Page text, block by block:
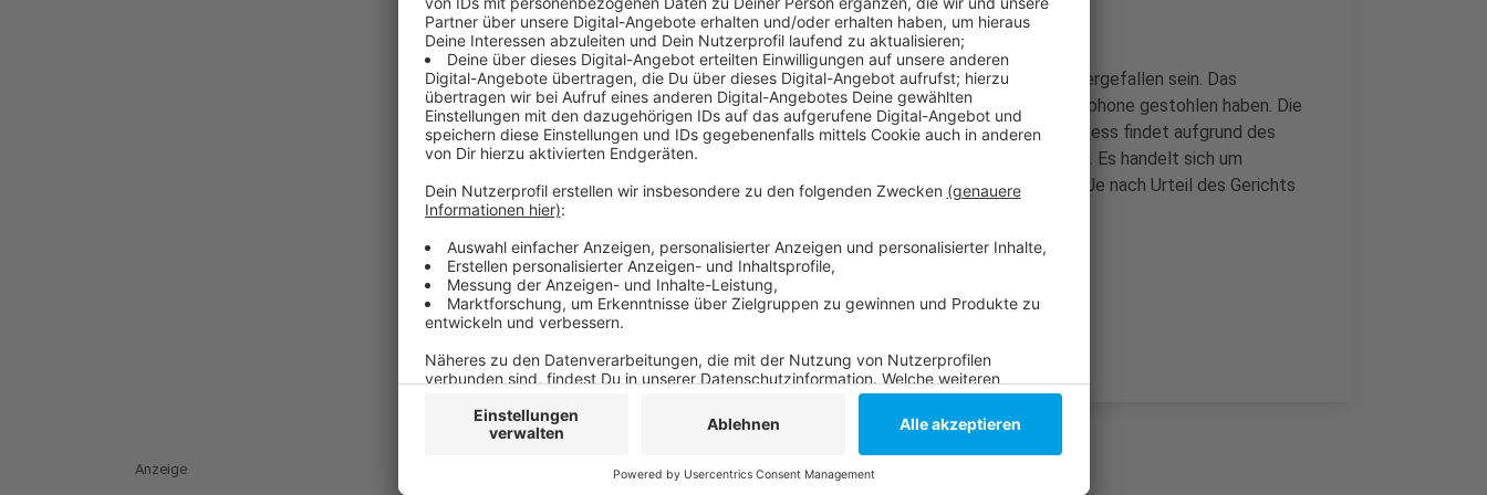
Im Hofgarten sollen die drei Jungen über die 51 Jahre alte Frau hergefallen sein. Das
angeklagte Mädchen soll der Frau die Handtasche und das Smartphone gestohlen haben. Die
Tat hatte sich an einem Samstagabend im Juni ereignet. Der Prozess findet aufgrund des
Alters der Angeklagten unter Ausschluss der Öffentlichkeit statt. Es handelt sich um
jugendliche Flüchtlinge aus Afghanistan, der Türkei und dem Iran. Je nach Urteil des Gerichts
Anzeige
Anzeige